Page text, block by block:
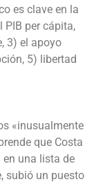
es clave en la
PIB per cápita,
3) el apoyo
5) libertad
«inusualmente
que Costa
en una lista de
subió un puesto